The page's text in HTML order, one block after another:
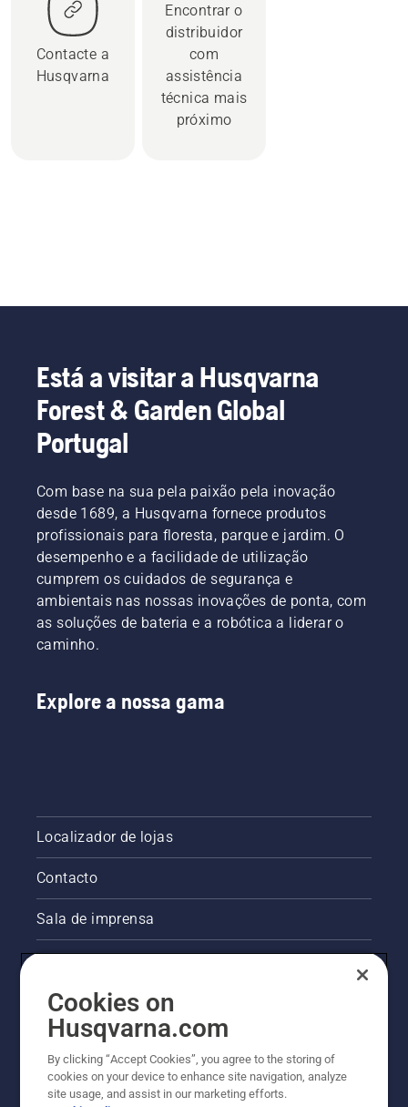
Contacte a
Husqvarna
Encontrar o
distribuidor
com
assistência
técnica mais
próximo
Está a visitar a Husqvarna
Forest & Garden Global
Portugal
Com base na sua pela paixão pela inovação
desde 1689, a Husqvarna fornece produtos
profissionais para floresta, parque e jardim. O
desempenho e a facilidade de utilização
cumprem os cuidados de segurança e
ambientais nas nossas inovações de ponta, com
as soluções de bateria e a robótica a liderar o
caminho.
Explore a nossa gama
Localizador de lojas
Contacto
Sala de imprensa
Outros websites da Husqvarna
A abordagem da Husqvarna à sustentabilidade
Cookies on
Husqvarna.com
By clicking “Accept Cookies”, you agree to the storing of
cookies on your device to enhance site navigation, analyze
site usage, and assist in our marketing efforts.